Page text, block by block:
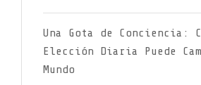
Una Gota de Conciencia:
Elección Diaria Puede
Mundo